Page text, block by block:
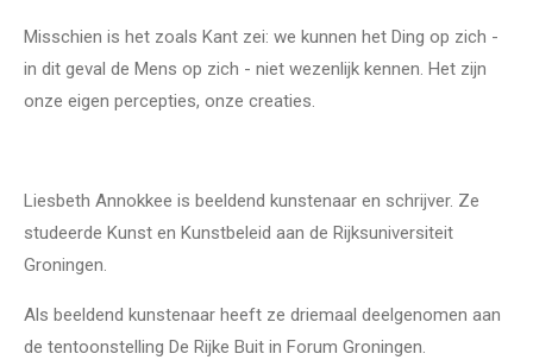
Misschien is het zoals Kant zei: we kunnen het Ding op zich -
in dit geval de Mens op zich - niet wezenlijk kennen. Het zijn
onze eigen percepties, onze creaties.
Liesbeth Annokkee is beeldend kunstenaar en schrijver. Ze
studeerde Kunst en Kunstbeleid aan de Rijksuniversiteit
Groningen.
Als beeldend kunstenaar heeft ze driemaal deelgenomen aan
de tentoonstelling De Rijke Buit in Forum Groningen.